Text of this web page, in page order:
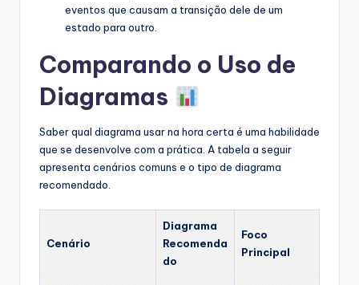
eventos que causam a transição dele de um
estado para outro.
Comparando o Uso de
Diagramas
Saber qual diagrama usar na hora certa é uma habilidade
que se desenvolve com a prática. A tabela a seguir
apresenta cenários comuns e o tipo de diagrama
recomendado.
Cenário
Diagrama
Recomenda
do
Foco
Principal